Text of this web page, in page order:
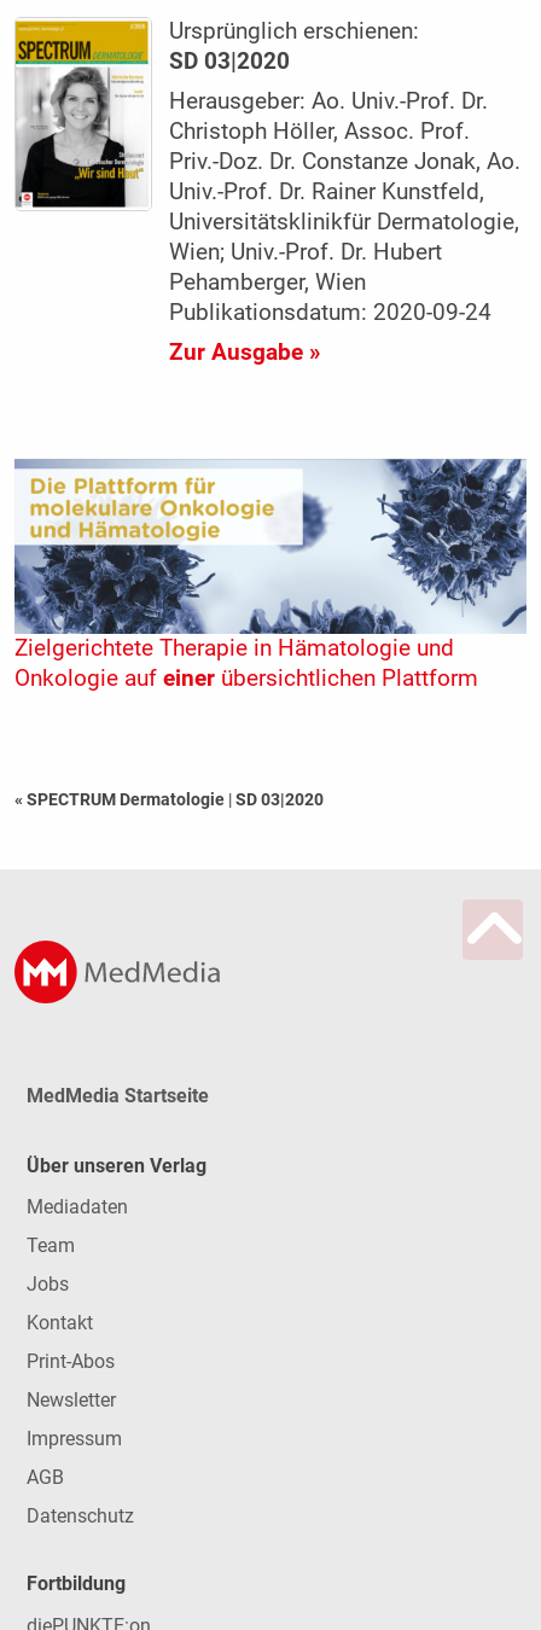
Ursprünglich erschienen:
SD 03|2020
Herausgeber: Ao. Univ.-Prof. Dr.
Christoph Höller, Assoc. Prof.
Priv.-Doz. Dr. Constanze Jonak, Ao.
Univ.-Prof. Dr. Rainer Kunstfeld,
Universitätsklinikfür Dermatologie,
Wien; Univ.-Prof. Dr. Hubert
Pehamberger, Wien
Publikationsdatum: 2020-09-24
Zur Ausgabe »
Zielgerichtete Therapie in Hämatologie und
Onkologie auf einerübersichtlichen Plattform
« SPECTRUM Dermatologie |SD 03|2020
MedMedia Startseite
Über unseren Verlag
Mediadaten
Team
Jobs
Kontakt
Print-Abos
Newsletter
Impressum
AGB
Datenschutz
Fortbildung